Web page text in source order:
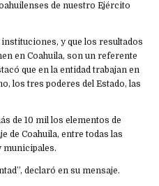
de nuestro Ejército
y que los resultados
en Coahuila, son un referente
que en la entidad trabajan en
los tres poderes del Estado, las
de 10 mil los elementos de
de Coahuila, entre todas las
municipales.
declaró en su mensaje.